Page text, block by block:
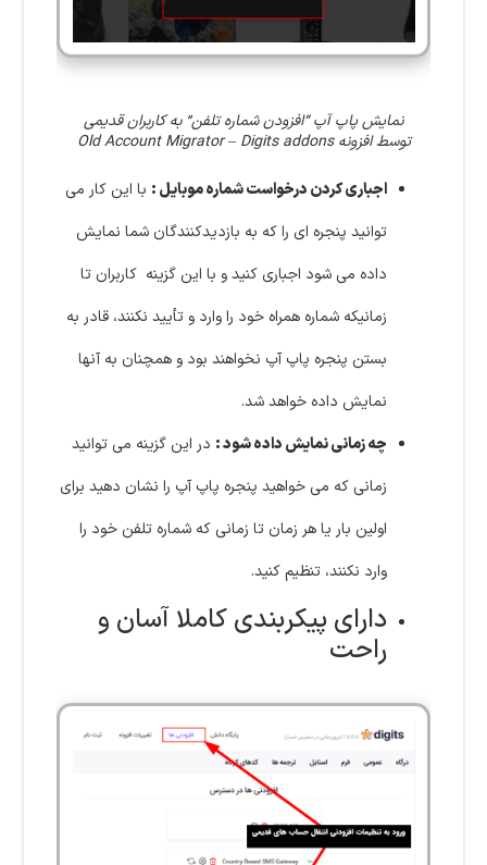
نمایش پاپ آپ “افزودن شماره تلفن” به کاربران قدیمی
توسط افزونه Old Account Migrator – Digits addons
اجباری کردن درخواست شماره موبایل : با این کار می
توانید پنجره ای را که به بازدیدکنندگان شما نمایش
داده می شود اجباری کنید و با این گزینه کاربران تا
زمانیکه شماره همراه خود را وارد و تأیید نکنند، قادر به
بستن پنجره پاپ آپ نخواهند بود و همچنان به آنها
نمایش داده خواهد شد.
چه زمانی نمایش داده شود : در این گزینه می توانید
زمانی که می خواهید پنجره پاپ آپ را نشان دهید برای
اولین بار یا هر زمان تا زمانی که شماره تلفن خود را
وارد نکنند، تنظیم کنید.
دارای پیکربندی کاملا آسان و
راحت